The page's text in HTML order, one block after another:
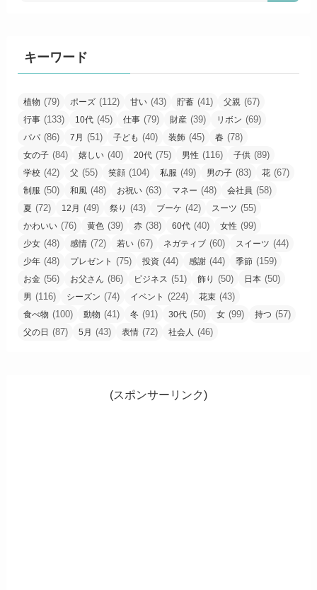
キーワード
植物 (79) ポーズ (112) 甘い (43) 貯蓄 (41) 父親 (67)
行事 (133) 10代 (45) 仕事 (79) 財産 (39) リボン (69)
パパ (86) 7月 (51) 子ども (40) 装飾 (45) 春 (78)
女の子 (84) 嬉しい (40) 20代 (75) 男性 (116) 子供 (89)
学校 (42) 父 (55) 笑顔 (104) 私服 (49) 男の子 (83) 花 (67)
制服 (50) 和風 (48) お祝い (63) マネー (48) 会社員 (58)
夏 (72) 12月 (49) 祭り (43) ブーケ (42) スーツ (55)
かわいい (76) 黄色 (39) 赤 (38) 60代 (40) 女性 (99)
少女 (48) 感情 (72) 若い (67) ネガティブ (60) スイーツ (44)
少年 (48) プレゼント (75) 投資 (44) 感謝 (44) 季節 (159)
お金 (56) お父さん (86) ビジネス (51) 飾り (50) 日本 (50)
男 (116) シーズン (74) イベント (224) 花束 (43)
食べ物 (100) 動物 (41) 冬 (91) 30代 (50) 女 (99) 持つ (57)
父の日 (87) 5月 (43) 表情 (72) 社会人 (46)
(スポンサーリンク)